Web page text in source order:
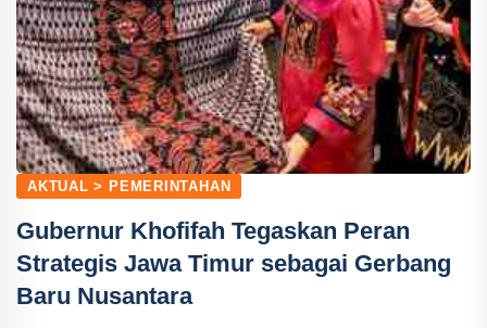
AKTUAL > PEMERINTAHAN
Gubernur Khofifah Tegaskan Peran
Strategis Jawa Timur sebagai Gerbang
Baru Nusantara